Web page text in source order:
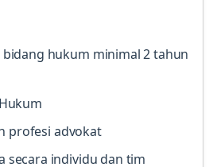
bidang hukum minimal 2 tahun
profesi advokat
secara individu dan tim